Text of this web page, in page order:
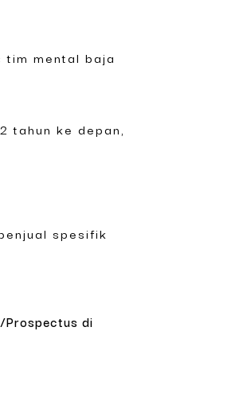
tim mental baja
tahun ke depan,
spesifik
Prospectus di